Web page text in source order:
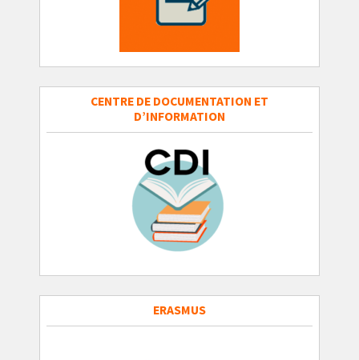
CENTRE DE DOCUMENTATION ET
D’INFORMATION
ERASMUS